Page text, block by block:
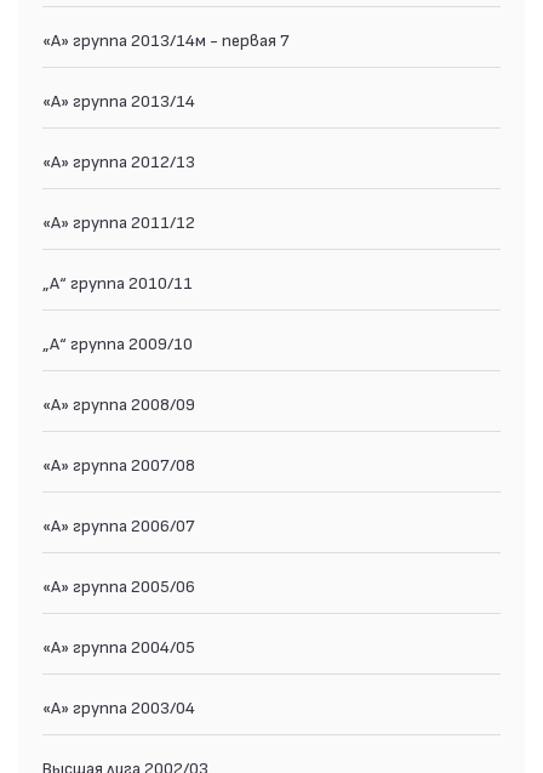
«А» группа 2013/14м - первая 7
«А» группа 2013/14
«А» группа 2012/13
«А» группа 2011/12
„А“ группа 2010/11
„А“ группа 2009/10
«А» группа 2008/09
«А» группа 2007/08
«А» группа 2006/07
«А» группа 2005/06
«А» группа 2004/05
«А» группа 2003/04
Высшая лига 2002/03